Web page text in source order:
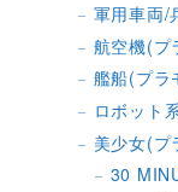
軍用車両/
航空機(プ
艦船(プラ
ロボット
美少女(プ
30